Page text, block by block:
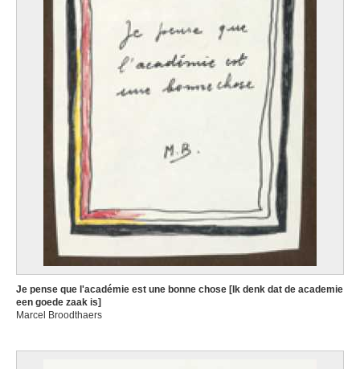
Je pense que l'académie est une bonne chose [Ik denk dat de academie
een goede zaak is]
Marcel Broodthaers